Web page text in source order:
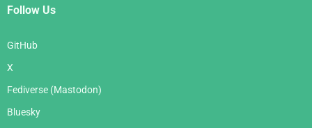
Follow Us
GitHub
X
Fediverse (Mastodon)
Bluesky